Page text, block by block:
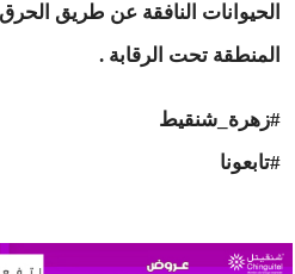
الحيوانات النافقة عن طريق
المنطقة تحت الرقابة .
#زهرة_شنقيط
#تابعونا